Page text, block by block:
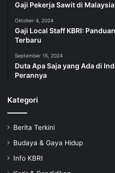
Gaji Pekerja Sawit di
Oktober 4, 2024
Gaji Local Staff KBRI:
Terbaru
September 15, 2024
Duta Apa Saja yang Ada di
Perannya
Kategori
Berita Terkini
Budaya & Gaya Hidup
Info KBRI